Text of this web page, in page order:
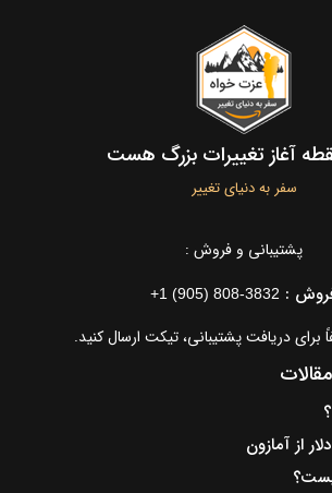
آغاز تغییرات بزرگ هست
سفر به دنیای تغییر
پشتیبانی و فروش :
:
+1 (905) 808-3832
برای دریافت پشتیبانی، تیکت ارسال کنید.
از آمازون